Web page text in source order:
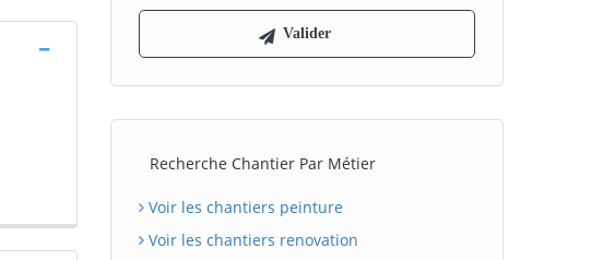
Recherche Chantier Par Métier
Voir les chantiers peinture
Voir les chantiers renovation